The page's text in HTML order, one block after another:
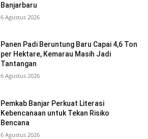
Banjarbaru
6 Agustus 2026
Panen Padi Beruntung Baru Capai 4,6 Ton
per Hektare, Kemarau Masih Jadi
Tantangan
6 Agustus 2026
Pemkab Banjar Perkuat Literasi
Kebencanaan untuk Tekan Risiko
Bencana
6 Agustus 2026